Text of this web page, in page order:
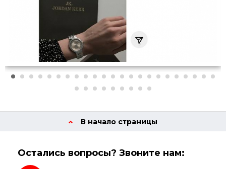
В начало страницы
Остались вопросы? Звоните нам: